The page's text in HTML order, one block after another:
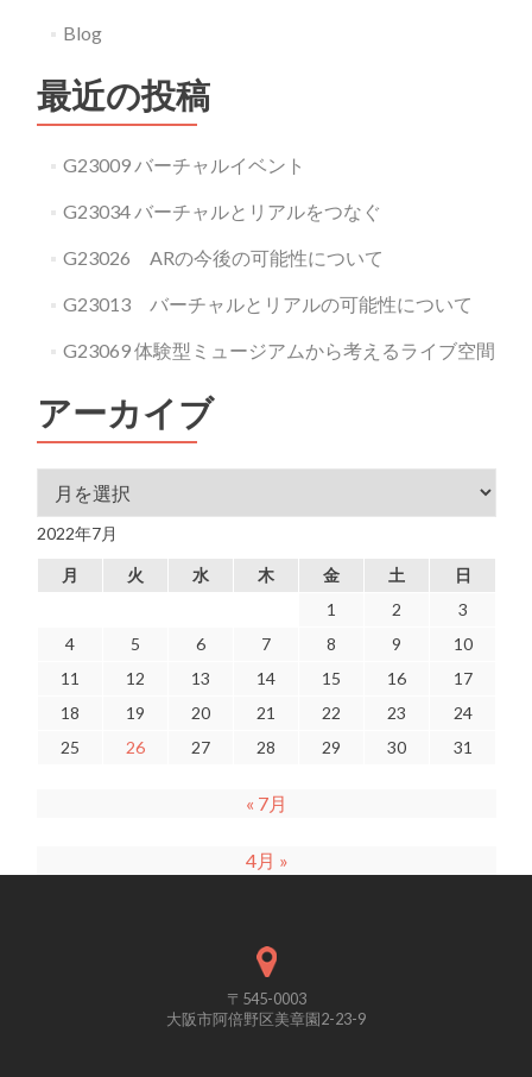
Blog
最近の投稿
G23009 バーチャルイベント
G23034 バーチャルとリアルをつなぐ
G23026 ARの今後の可能性について
G23013 バーチャルとリアルの可能性について
G23069 体験型ミュージアムから考えるライブ空間
アーカイブ
アーカイブ
2022年7月
月 火 水 木 金 土
日
1
2
3
4
5 6 7 8 9
10
11
12 13 14 15 16
17
18
19 20 21 22 23
24
25
26 27 28 29 30 31
« 7月
4月 »
〒545-0003
大阪市阿倍野区美章園2-23-9